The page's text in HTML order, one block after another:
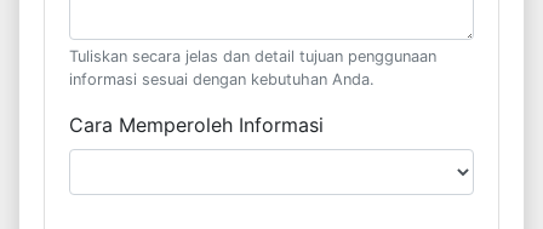
Tuliskan secara jelas dan detail tujuan penggunaan
informasi sesuai dengan kebutuhan Anda.
Cara Memperoleh Informasi